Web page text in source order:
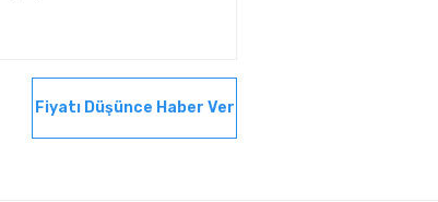
Fiyatı Düşünce Haber Ver